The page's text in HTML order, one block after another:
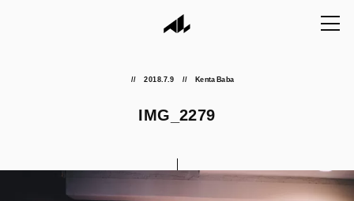
2018.7.9 Kenta Baba
IMG_2279